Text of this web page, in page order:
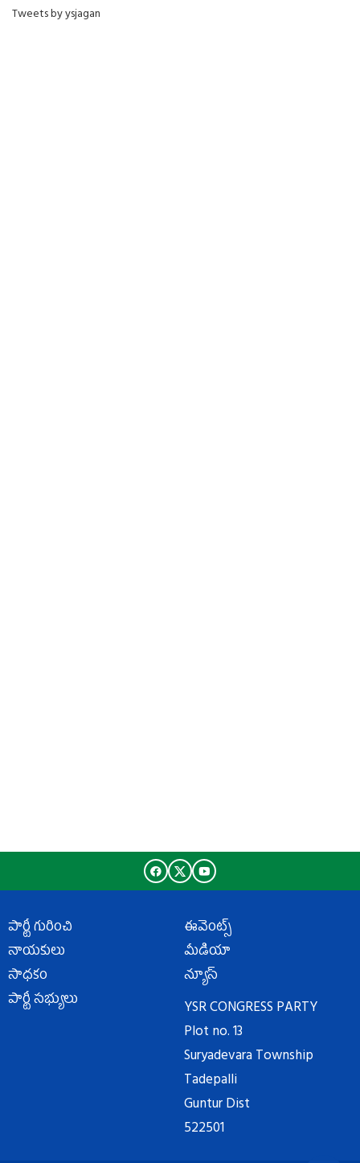
Tweets by ysjagan
పార్టీ గురించి
నాయకులు
సాధకం
పార్టీ సభ్యులు
ఈవెంట్స్
మీడియా
న్యూస్
YSR CONGRESS PARTY
Plot no. 13
Suryadevara Township
Tadepalli
Guntur Dist
522501